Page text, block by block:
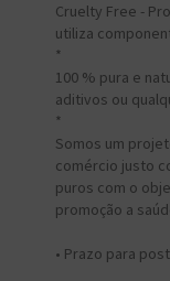
Cruelty Free -
utiliza
*
100 % pura e
aditivos ou
*
Somos um
comércio justo
puros com o
promoção a
• Prazo para